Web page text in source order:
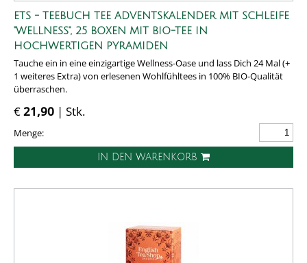
ETS - TEEBUCH TEE ADVENTSKALENDER MIT SCHLEIFE
"WELLNESS", 25 BOXEN MIT BIO-TEE IN
HOCHWERTIGEN PYRAMIDEN
Tauche ein in eine einzigartige Wellness-Oase und lass Dich 24 Mal (+
1 weiteres Extra) von erlesenen Wohlfühltees in 100% BIO-Qualität
überraschen.
€21,90 | Stk.
Menge:
IN DEN WARENKORB